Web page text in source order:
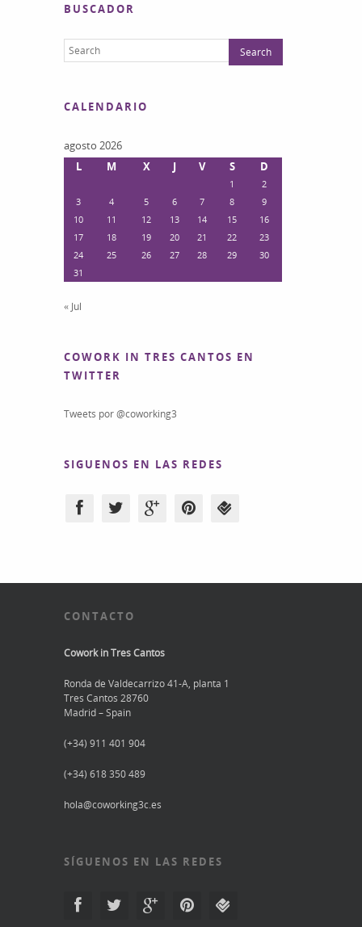
BUSCADOR
CALENDARIO
agosto 2026
L
M X J V S D
1
2
3
4 5 6 7 8
9
10
11 12 13 14 15
16
17
18 19 20 21 22
23
24
25 26 27 28 29
30
31
« Jul
COWORK IN TRES CANTOS EN
TWITTER
Tweets por @coworking3
SIGUENOS EN LAS REDES
CONTACTO
Cowork in Tres Cantos
Ronda de Valdecarrizo 41-A, planta 1
Tres Cantos 28760
Madrid – Spain
(+34) 911 401 904
(+34) 618 350 489
hola@coworking3c.es
SÍGUENOS EN LAS REDES